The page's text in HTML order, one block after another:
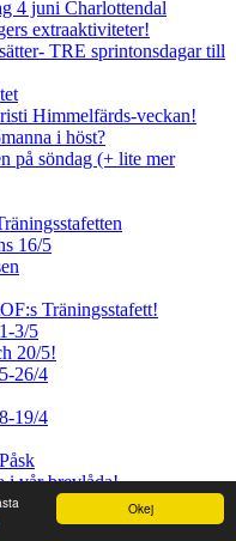
Okej
4 juni Charlottendal
extraaktiviteter!
TRE sprintonsdagar till
Himmelfärds-veckan!
i höst?
på söndag (+ lite mer
16/5
Träningsstafett!
3/5
20/5!
26/4
19/4
i vår brevlåda!
och egen utskrift
söker ledare